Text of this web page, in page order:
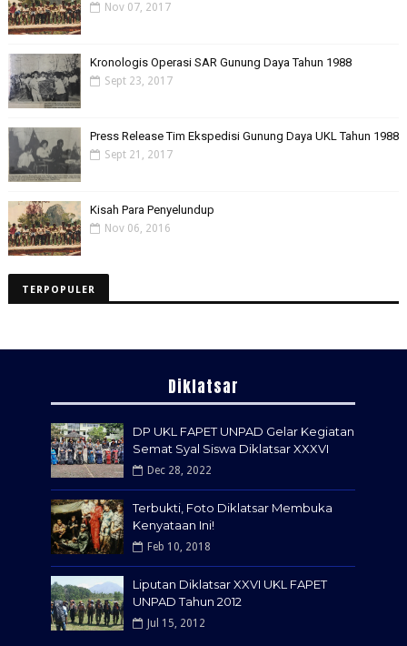
Nov 07, 2017
Kronologis Operasi SAR Gunung Daya Tahun 1988
Sept 23, 2017
Press Release Tim Ekspedisi Gunung Daya UKL Tahun 1988
Sept 21, 2017
Kisah Para Penyelundup
Nov 06, 2016
TERPOPULER
Diklatsar
DP UKL FAPET UNPAD Gelar Kegiatan
Semat Syal Siswa Diklatsar XXXVI
Dec 28, 2022
Terbukti, Foto Diklatsar Membuka
Kenyataan Ini!
Feb 10, 2018
Liputan Diklatsar XXVI UKL FAPET
UNPAD Tahun 2012
Jul 15, 2012